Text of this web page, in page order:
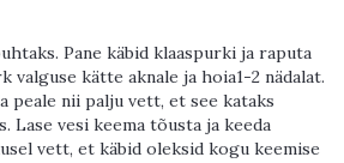
Pane käbid klaaspurki ja raputa
valguse kätte aknale ja hoia1-2 nädalat.
peale nii palju vett, et see kataks
Lase vesi keema tõusta ja keeda
vett, et käbid oleksid kogu keemise